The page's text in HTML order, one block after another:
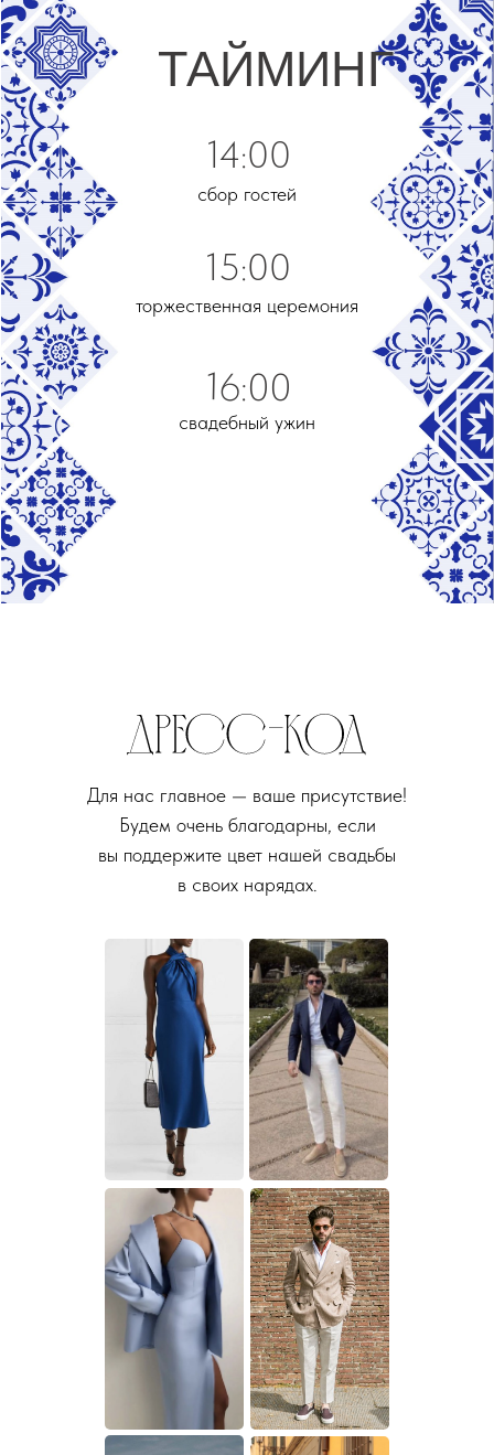
сбор гостей
свадебный ужин
торжественная церемония
14:00
ТАЙМИНГ
15:00
16:00
Для нас главное — ваше присутствие!
Будем очень благодарны, если
вы поддержите цвет нашей свадьбы
в своих нарядах.